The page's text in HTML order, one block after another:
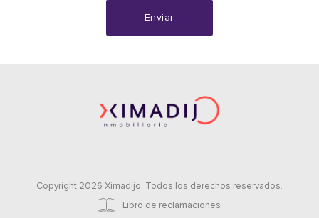
Enviar
Copyright 2026 Ximadijo. Todos los derechos reservados.
Libro de reclamaciones